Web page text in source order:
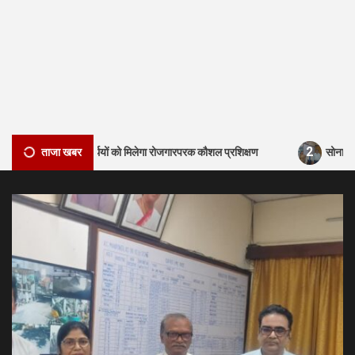
ताजा खबर
को मिलेगा रोजगारपरक कौशल प्रशिक्षण 2 सोना देवी
Education newstel
समझौता, विद्यार्थियों को मिलेगा रोजगारपरक कौशल प्रशिक्षण
2
Education newstel
सोना देवी विश्वविद्यालय का इंडक्शन सह ओरिएंटेशन प्रोग्राम
13 अगस्त को, आईसीसी एचसीएल के ईडी उमेश सिंह को दिया
गया आमंत्रण
newstel क्राइम